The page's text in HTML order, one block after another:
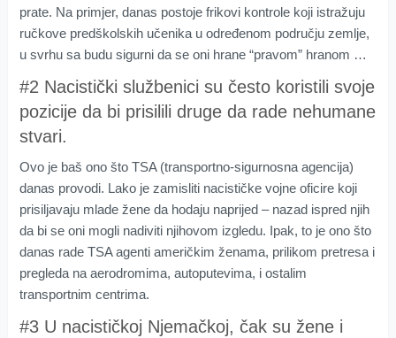
prate. Na primjer, danas postoje frikovi kontrole koji istražuju
ručkove predškolskih učenika u određenom području zemlje,
u svrhu sa budu sigurni da se oni hrane “pravom” hranom …
#2 Nacistički službenici su često koristili svoje
pozicije da bi prisilili druge da rade nehumane
stvari.
Ovo je baš ono što TSA (transportno-sigurnosna agencija)
danas provodi. Lako je zamisliti nacističke vojne oficire koji
prisiljavaju mlade žene da hodaju naprijed – nazad ispred njih
da bi se oni mogli nadiviti njihovom izgledu. Ipak, to je ono što
danas rade TSA agenti američkim ženama, prilikom pretresa i
pregleda na aerodromima, autoputevima, i ostalim
transportnim centrima.
#3 U nacističkoj Njemačkoj, čak su žene i